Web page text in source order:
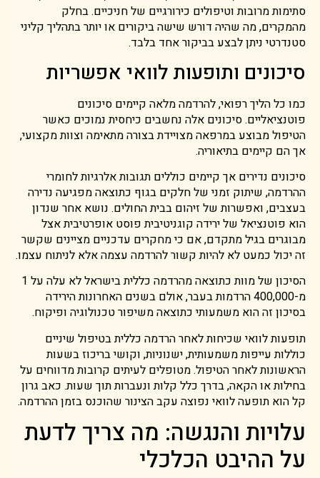
סתימות מרובות וטיפולים כירורגיים של חניכיים. בחלק
מהמקרים, מה שהיה דורש שישה ביקורים או יותר בתהליך קליני
סטנדרטי ניתן לבצע בביקור אחד בלבד.
סיכונים ותופעות לוואי אפשריות
כמו כל הליך רפואי, להרדמה מלאה קיימים סיכונים
פוטנציאליים. סיכונים אלה נחשבים כיחסית נמוכים כאשר
הטיפול מבוצע במרפאה מצויידת בצורה מתאימה וצוות מקצועי,
אך הם קיימים בתיאוריה.
סיכונים נדירים אך קיימים כוללים תגובות אלרגיות לחומרי
ההרדמה, שיתוק זמני של חלקים בגוף כתוצאה מפגיעה נדירה
בעצבים, ואפשרות של זיהום בבית החולים. נושא אחר שנדון
הוא פוטנציאל של ירידה קוגניטיבית פוסט אופרטיבית אצל
מבוגרים בגיל מתקדם, אם כי מחקרים עדכניים מציינים שקשר
זה יכול כמעט לא להיות קשור להרדמה עצמה אלא לניתוח עצמו.
הסיכון של מוות כתוצאה מהרדמה כללית בישראל לא עלה על 1
מ-400,000 הרדמות בעבר, אולם בשנים האחרונות הירידה
בסיכון זה הוא משמעותי כתוצאה משיפור טכנולוגיה ופיקוח.
תופעות לוואי שכיחות לאחר הרדמה כללית בטיפול שיניים
כוללות עייפות משמעותית, ישנוניות, וקושי בריכוז בשעות
הראשונות לאחר הטיפול. מטופלים לעיתים קרובות מדווחים על
בחילות או הקאה, בדרך כלל קלות ונעברות תוך שעות. כאב גרון
קל הוא תופעה לוואי נפוצה עקב הצינור שהוכנס בזמן ההרדמה.
עלויות והנגשה: מה צריך לדעת
על ההיבט הכלכלי